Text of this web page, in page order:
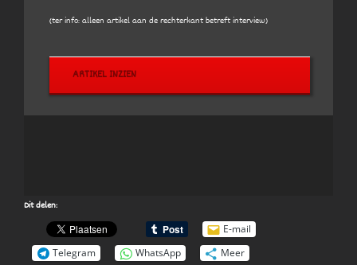
(ter info: alleen artikel aan de rechterkant betreft interview)
ARTIKEL INZIEN
Dit delen:
E-mail
Telegram
WhatsApp Meer